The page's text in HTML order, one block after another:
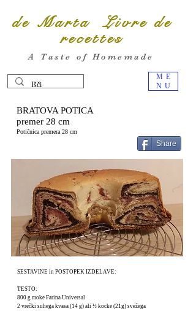
ME
NU
de Marta Livre de
recettes
A Taste of Homemade
BRATOVA POTICA
premer 28 cm
Potičnica premera 28 cm
Share
SESTAVINE in POSTOPEK IZDELAVE:
TESTO:
800 g moke Farina Universal
2 vrečki suhega kvasa (14 g) ali ½ kocke (21g) svežega